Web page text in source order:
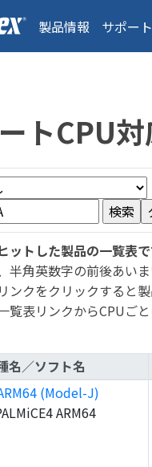
製品情報 サポート
トCPU
ットした製品の一覧表で
半角英数字の前後あい
ンクをクリックすると
覧表リンクからCPUご
名／ソフト名
(Model-J)
ARM64